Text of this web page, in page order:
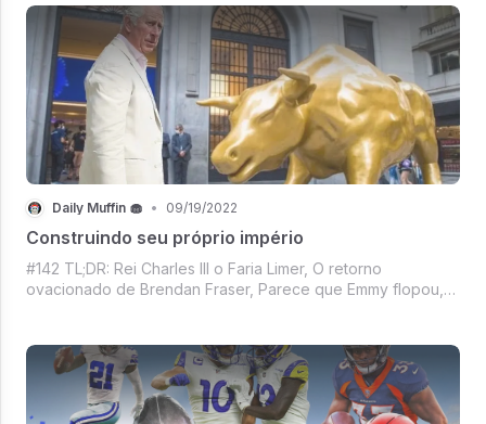
Repaginada do Zoom, E Vem
Daily Muffin 🧁 • 09/19/2022
Construindo seu próprio império
#142 TL;DR: Rei Charles III o Faria Limer, O retorno
ovacionado de Brendan Fraser, Parece que Emmy flopou,
Crypto na vibe descontrolado e é segunda